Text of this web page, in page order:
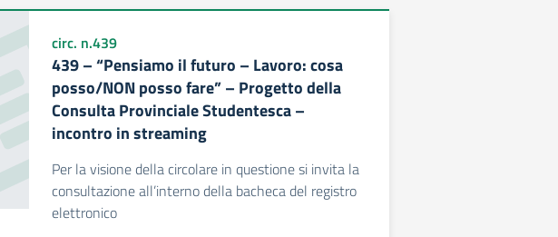
circ. n.439
439 – “Pensiamo il futuro – Lavoro: cosa
posso/NON posso fare” – Progetto della
Consulta Provinciale Studentesca –
incontro in streaming
Per la visione della circolare in questione si invita la
consultazione all’interno della bacheca del registro
elettronico